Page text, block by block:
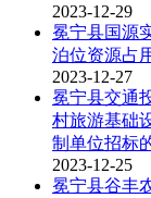
2023-12-29
冕宁县国源
泊位资源占
2023-12-27
冕宁县交通
村旅游基础
制单位招标
2023-12-25
冕宁县谷丰